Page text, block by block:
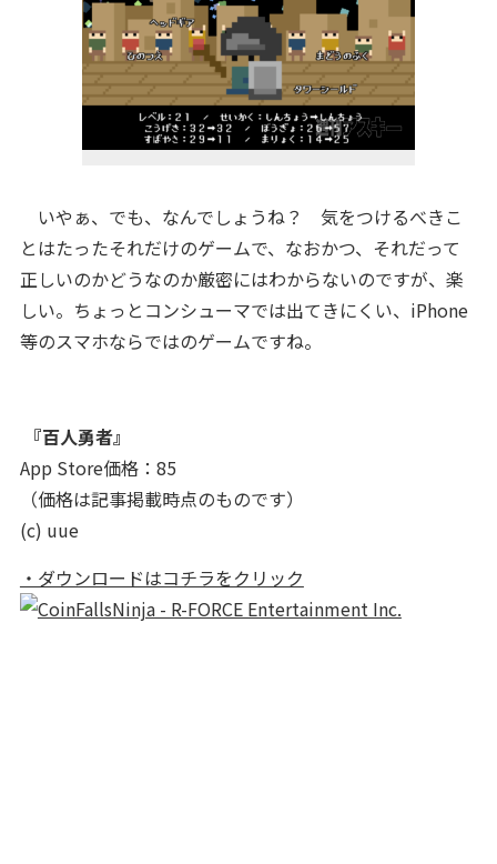
いやぁ、でも、なんでしょうね？ 気をつけるべきこ
とはたったそれだけのゲームで、なおかつ、それだって
正しいのかどうなのか厳密にはわからないのですが、楽
しい。ちょっとコンシューマでは出てきにくい、iPhone
等のスマホならではのゲームですね。
『百人勇者』
App Store価格：85
（価格は記事掲載時点のものです）
(c) uue
・ダウンロードはコチラをクリック